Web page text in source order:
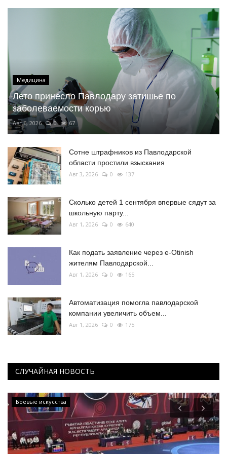
Медицина
Лето принесло Павлодару затишье по
заболеваемости корью
Авг 6, 2026 0 67
Сотне штрафников из Павлодарской
области простили взыскания
Авг 3, 2026 0 137
Сколько детей 1 сентября впервые сядут за
школьную парту...
Авг 1, 2026 0 640
Как подать заявление через e-Otinish
жителям Павлодарской...
Авг 1, 2026 0 165
Автоматизация помогла павлодарской
компании увеличить объем...
Авг 1, 2026 0 175
СЛУЧАЙНАЯ НОВОСТЬ
Боевые искусства